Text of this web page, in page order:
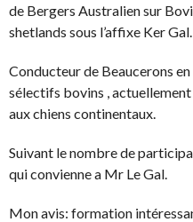
de Bergers Australien sur
shetlands sous l’affixe Ker Gal.
Conducteur de Beaucerons
sélectifs bovins ,
aux chiens continentaux.
Suivant le nombre de
qui convienne a Mr Le Gal.
Mon avis: formation